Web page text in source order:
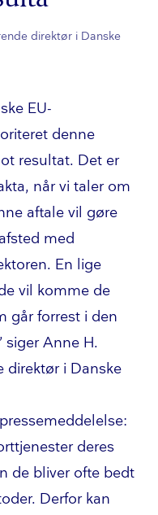
direktør i Danske
EU-
denne
resultat. Det er
når vi taler om
aftale vil gøre
med
En lige
vil komme de
går forrest i den
siger Anne H.
direktør i Danske
deres
de bliver ofte bedt
Derfor kan